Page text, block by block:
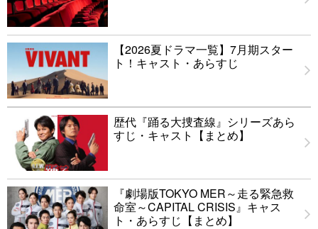
【2026夏ドラマ一覧】7月期スター
ト！キャスト・あらすじ
歴代『踊る大捜査線』シリーズあら
すじ・キャスト【まとめ】
『劇場版TOKYO MER～走る緊急救
命室～CAPITAL CRISIS』キャス
ト・あらすじ【まとめ】